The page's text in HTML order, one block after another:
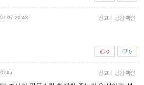
07 20:43 신고 | 공감 확인
0
0
신고 | 공감 확인